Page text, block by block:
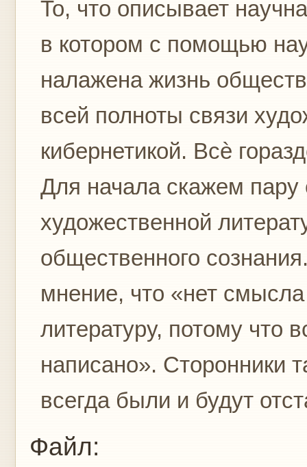
То, что описывает
в котором с помощью
налажена жизнь
всей полноты связи
кибернетикой. Всѐ
Для начала скажем
художественной
общественного
мнение, что «нет
литературу, потому что
написано». Сторонники
всегда были и будут
Файл: